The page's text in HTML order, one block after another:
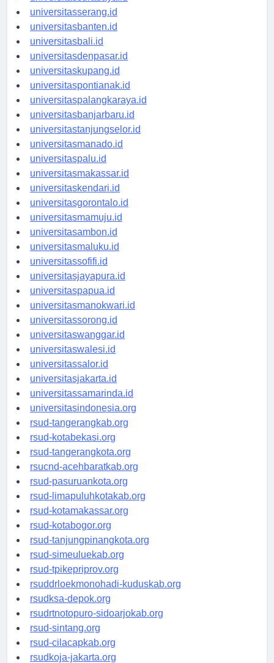
universitassurabaya.id
universitasserang.id
universitasbanten.id
universitasbali.id
universitasdenpasar.id
universitaskupang.id
universitaspontianak.id
universitaspalangkaraya.id
universitasbanjarbaru.id
universitastanjungselor.id
universitasmanado.id
universitaspalu.id
universitasmakassar.id
universitaskendari.id
universitasgorontalo.id
universitasmamuju.id
universitasambon.id
universitasmaluku.id
universitassofifi.id
universitasjayapura.id
universitaspapua.id
universitasmanokwari.id
universitassorong.id
universitaswanggar.id
universitaswalesi.id
universitassalor.id
universitasjakarta.id
universitassamarinda.id
universitasindonesia.org
rsud-tangerangkab.org
rsud-kotabekasi.org
rsud-tangerangkota.org
rsucnd-acehbaratkab.org
rsud-pasuruankota.org
rsud-limapuluhkotakab.org
rsud-kotamakassar.org
rsud-kotabogor.org
rsud-tanjungpinangkota.org
rsud-simeuluekab.org
rsud-tpikepriprov.org
rsuddrloekmonohadi-kuduskab.org
rsudksa-depok.org
rsudrtnotopuro-sidoarjokab.org
rsud-sintang.org
rsud-cilacapkab.org